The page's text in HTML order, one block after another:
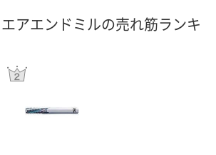
アエンドミルの売れ筋ランキ